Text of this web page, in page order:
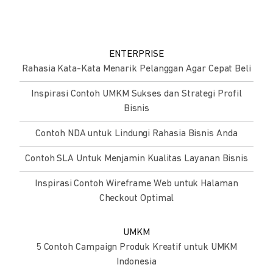
ENTERPRISE
Rahasia Kata-Kata Menarik Pelanggan Agar Cepat Beli
Inspirasi Contoh UMKM Sukses dan Strategi Profil
Bisnis
Contoh NDA untuk Lindungi Rahasia Bisnis Anda
Contoh SLA Untuk Menjamin Kualitas Layanan Bisnis
Inspirasi Contoh Wireframe Web untuk Halaman
Checkout Optimal
UMKM
5 Contoh Campaign Produk Kreatif untuk UMKM
Indonesia